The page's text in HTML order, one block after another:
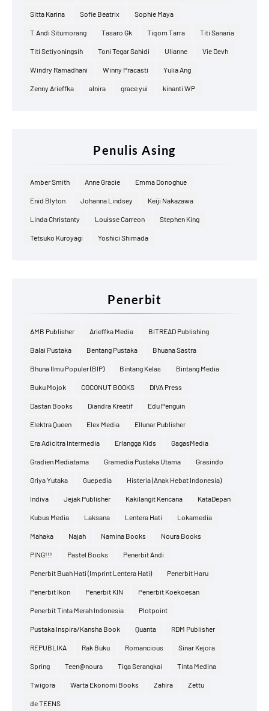
Sitta Karina Sofie Beatrix Sophie Maya
T.Andi Situmorang Tasaro Gk Tiqom Tarra Titi Sanaria
Titi Setiyoningsih Toni Tegar Sahidi Ulianne Vie Devh
Windry Ramadhani Winny Pracasti Yulia Ang
Zenny Arieffka alnira grace yui kinanti WP
Penulis Asing
Amber Smith Anne Gracie Emma Donoghue
Enid Blyton Johanna Lindsey Keiji Nakazawa
Linda Christanty Louisse Carreon Stephen King
Tetsuko Kuroyagi Yoshici Shimada
Penerbit
AMB Publisher Arieffka Media BITREAD Publishing
Balai Pustaka Bentang Pustaka Bhuana Sastra
Bhuna Ilmu Populer (BIP) Bintang Kelas Bintang Media
Buku Mojok COCONUT BOOKS DIVA Press
Dastan Books Diandra Kreatif Edu Penguin
Elektra Queen Elex Media Ellunar Publisher
Era Adicitra Intermedia Erlangga Kids GagasMedia
Gradien Mediatama Gramedia Pustaka Utama Grasindo
Griya Yutaka Guepedia Histeria (Anak Hebat Indonesia)
Indiva Jejak Publisher Kakilangit Kencana KataDepan
Kubus Media Laksana Lentera Hati Lokamedia
Mahaka Najah Namina Books Noura Books
PING!!! Pastel Books Penerbit Andi
Penerbit Buah Hati (Imprint Lentera Hati) Penerbit Haru
Penerbit Ikon Penerbit KIN Penerbit Koekoesan
Penerbit Tinta Merah Indonesia Plotpoint
Pustaka Inspira/Kansha Book Quanta RDM Publisher
REPUBLIKA Rak Buku Romancious Sinar Kejora
Spring Teen@noura Tiga Serangkai Tinta Medina
Twigora Warta Ekonomi Books Zahira Zettu
de TEENS